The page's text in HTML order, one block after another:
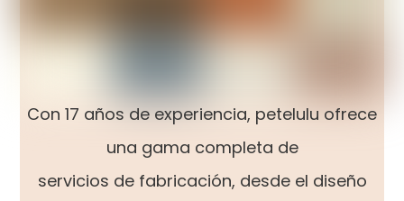
Con 17 años de experiencia, petelulu ofrece
una gama completa de
servicios de fabricación, desde el diseño